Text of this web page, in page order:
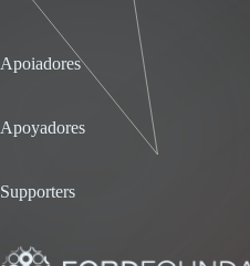
Apoiadores
Apoyadores
Supporters